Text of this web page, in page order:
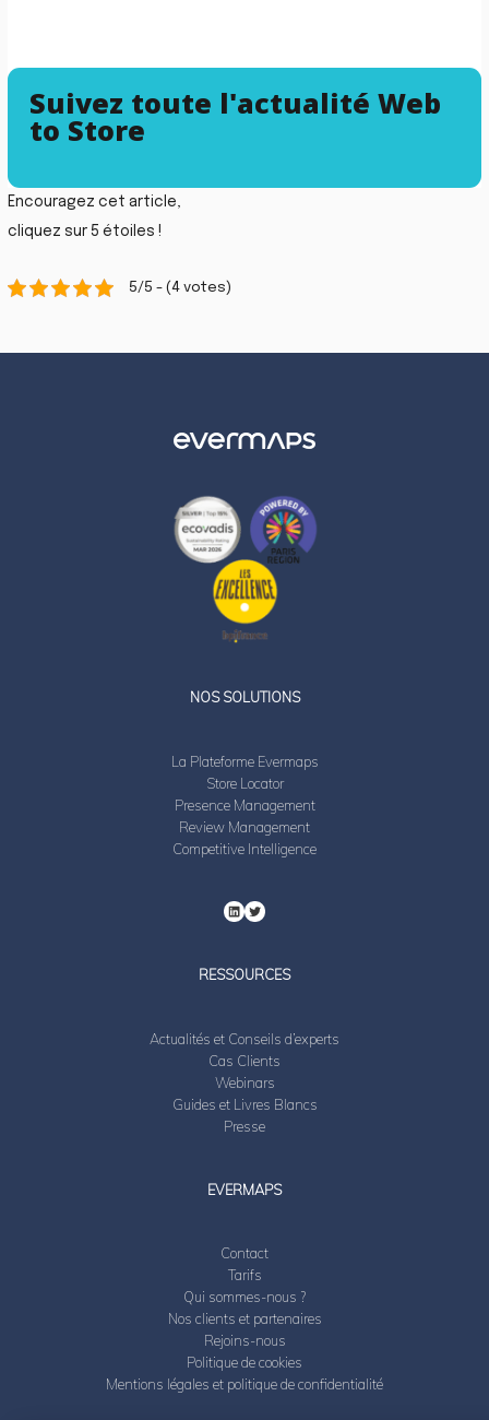
Encouragez cet article,
cliquez sur 5 étoiles !
5/5 - (4 votes)
Suivez toute l'actualité Web
to Store
NOS SOLUTIONS
La Plateforme Evermaps
Store Locator
Presence Management
Review Management
Competitive Intelligence
RESSOURCES
Actualités et Conseils d’experts
Cas Clients
Webinars
Guides et Livres Blancs
Presse
EVERMAPS
Contact
Tarifs
Qui sommes-nous ?
Nos clients et partenaires
Rejoins-nous
Politique de cookies
Mentions légales et politique de confidentialité